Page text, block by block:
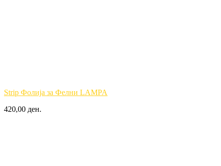
Strip Фолија за Фелни LAMPA
420,00 ден.